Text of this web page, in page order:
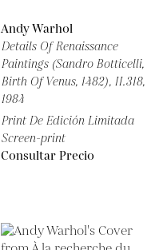
Andy Warhol
Details Of Renaissance
Paintings (Sandro Botticelli,
Birth Of Venus, 1482), II.318,
1984
Print De Edición Limitada
Screen-print
Consultar Precio